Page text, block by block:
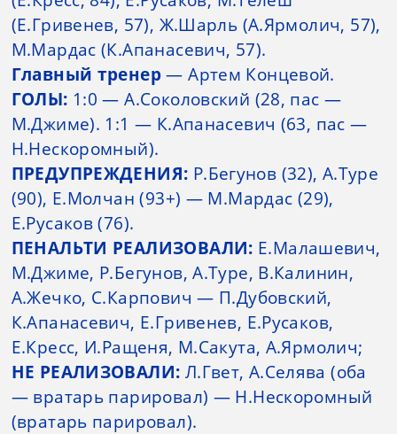
(Е.Гривенев, 57), Ж.Шарль (А.Ярмолич, 57),
М.Мардас (К.Апанасевич, 57).
Главный тренер— Артем Концевой.
ГОЛЫ: 1:0 — А.Соколовский (28, пас —
М.Джиме). 1:1 — К.Апанасевич (63, пас —
Н.Нескоромный).
ПРЕДУПРЕЖДЕНИЯ: Р.Бегунов (32), А.Туре
(90), Е.Молчан (93+) — М.Мардас (29),
Е.Русаков (76).
ПЕНАЛЬТИ РЕАЛИЗОВАЛИ: Е.Малашевич,
М.Джиме, Р.Бегунов, А.Туре, В.Калинин,
А.Жечко, С.Карпович — П.Дубовский,
К.Апанасевич, Е.Гривенев, Е.Русаков,
Е.Кресс, И.Ращеня, М.Сакута, А.Ярмолич;
НЕ РЕАЛИЗОВАЛИ: Л.Гвет, А.Селява (оба
— вратарь парировал) — Н.Нескоромный
(вратарь парировал).